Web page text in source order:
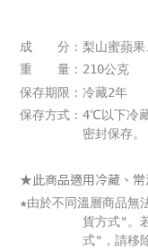
成 分：梨山蜜蘋果
重 量：210公克
保存期限：冷藏2年
保存方式：4℃以下冷
密封保存。
★此商品適用冷藏、常
★由於不同溫層商品無
貨方式"。
式"，請移